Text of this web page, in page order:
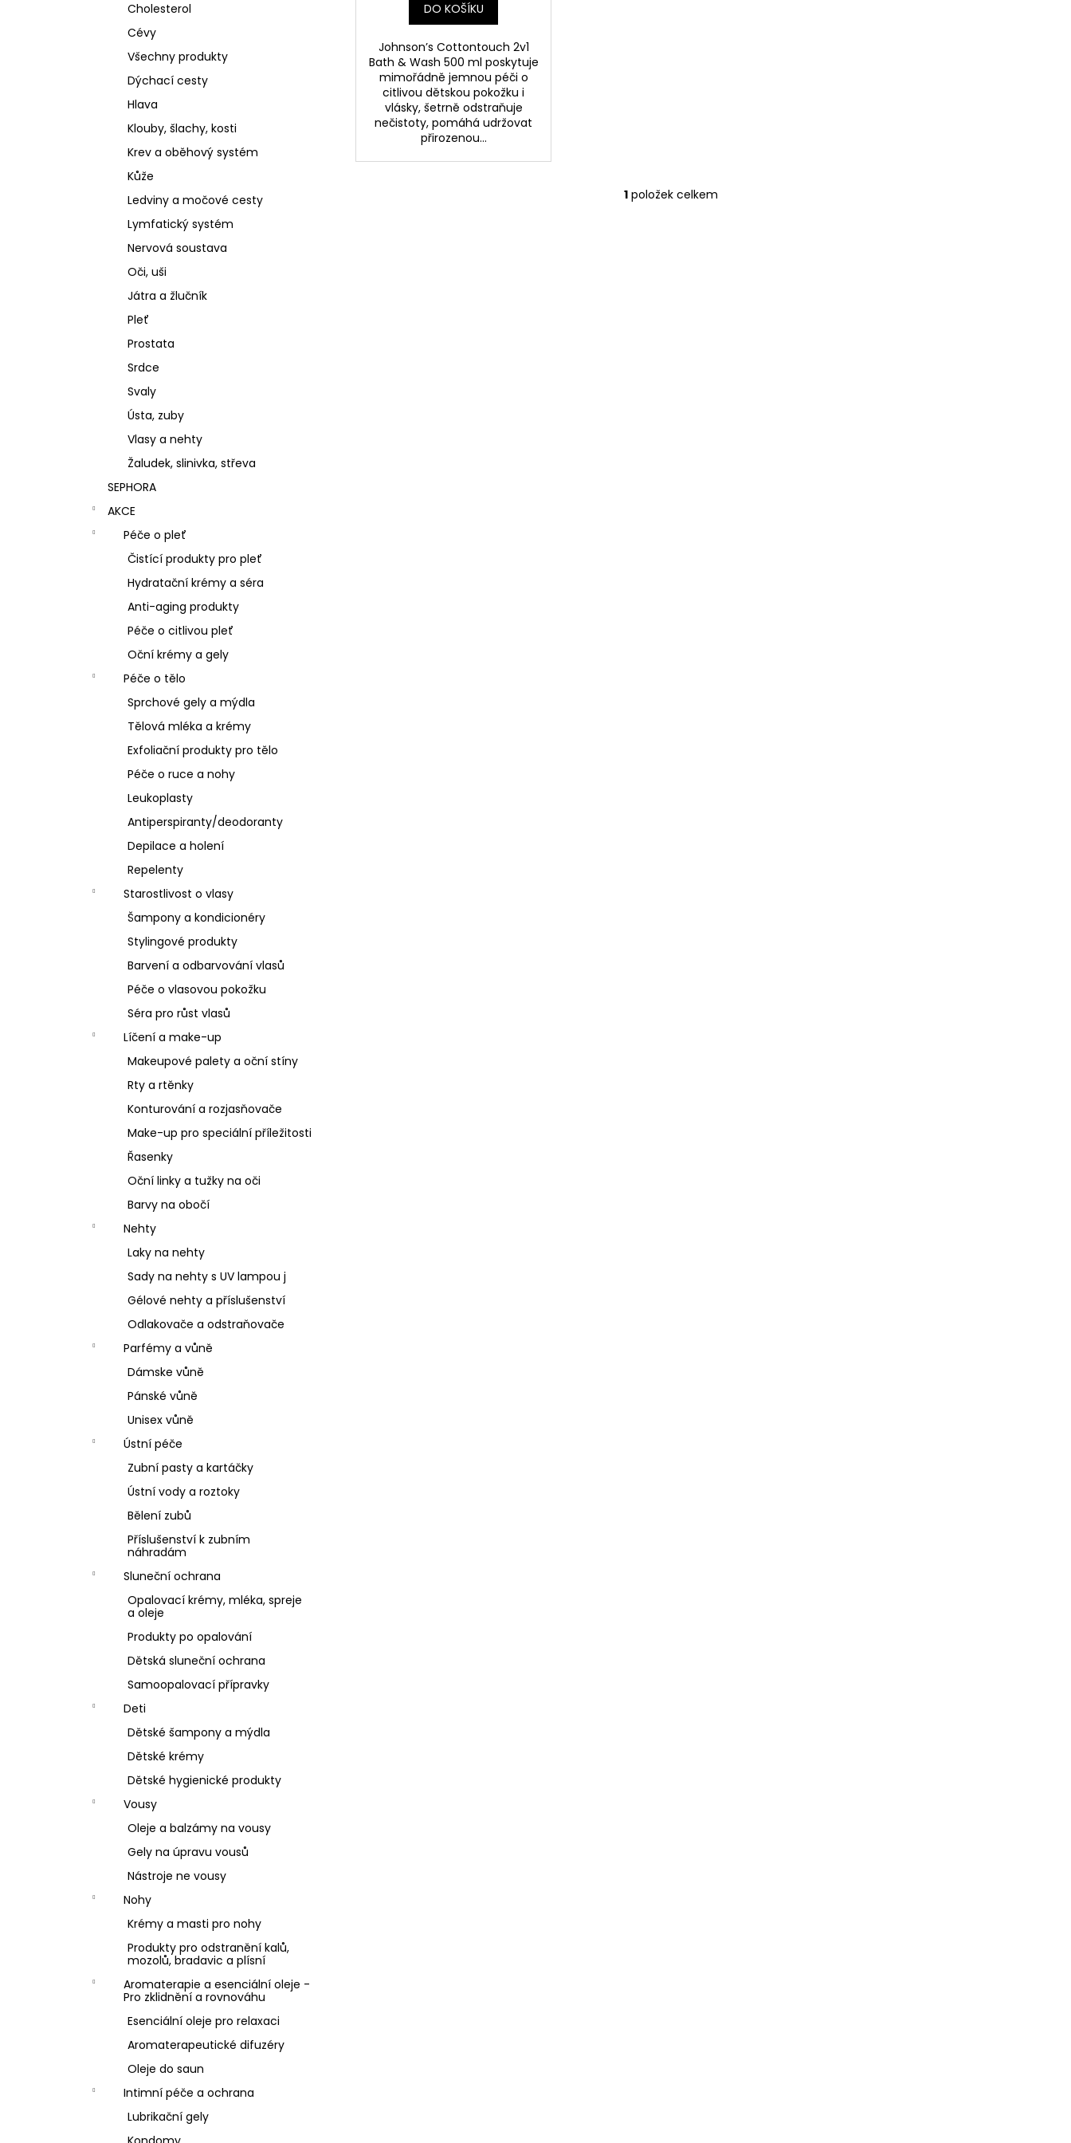
Cholesterol
Cévy
Všechny produkty
Dýchací cesty
Hlava
Klouby, šlachy, kosti
Krev a oběhový systém
Kůže
Ledviny a močové cesty
Lymfatický systém
Nervová soustava
Oči, uši
Játra a žlučník
Pleť
Prostata
Srdce
Svaly
Ústa, zuby
Vlasy a nehty
Žaludek, slinivka, střeva
SEPHORA
AKCE
Péče o pleť
Čistící produkty pro pleť
Hydratační krémy a séra
Anti-aging produkty
Péče o citlivou pleť
Oční krémy a gely
Péče o tělo
Sprchové gely a mýdla
Tělová mléka a krémy
Exfoliační produkty pro tělo
Péče o ruce a nohy
Leukoplasty
Antiperspiranty/deodoranty
Depilace a holení
Repelenty
Starostlivost o vlasy
Šampony a kondicionéry
Stylingové produkty
Barvení a odbarvování vlasů
Péče o vlasovou pokožku
Séra pro růst vlasů
Líčení a make-up
Makeupové palety a oční stíny
Rty a rtěnky
Konturování a rozjasňovače
Make-up pro speciální příležitosti
Řasenky
Oční linky a tužky na oči
Barvy na obočí
Nehty
Laky na nehty
Sady na nehty s UV lampou j
Gélové nehty a příslušenství
Odlakovače a odstraňovače
Parfémy a vůně
Dámske vůně
Pánské vůně
Unisex vůně
Ústní péče
Zubní pasty a kartáčky
Ústní vody a roztoky
Bělení zubů
Příslušenství k zubním
náhradám
Sluneční ochrana
Opalovací krémy, mléka, spreje
a oleje
Produkty po opalování
Dětská sluneční ochrana
Samoopalovací přípravky
Deti
Dětské šampony a mýdla
Dětské krémy
Dětské hygienické produkty
Vousy
Oleje a balzámy na vousy
Gely na úpravu vousů
Nástroje ne vousy
Nohy
Krémy a masti pro nohy
Produkty pro odstranění kalů,
mozolů, bradavic a plísní
Aromaterapie a esenciální oleje -
Pro zklidnění a rovnováhu
Esenciální oleje pro relaxaci
Aromaterapeutické difuzéry
Oleje do saun
Intimní péče a ochrana
Lubrikační gely
DO KOŠÍKU
Johnson’s Cottontouch 2v1
Bath & Wash 500 ml poskytuje
mimořádně jemnou péči o
citlivou dětskou pokožku i
vlásky, šetrně odstraňuje
nečistoty, pomáhá udržovat
přirozenou...
O
1 položek celkem